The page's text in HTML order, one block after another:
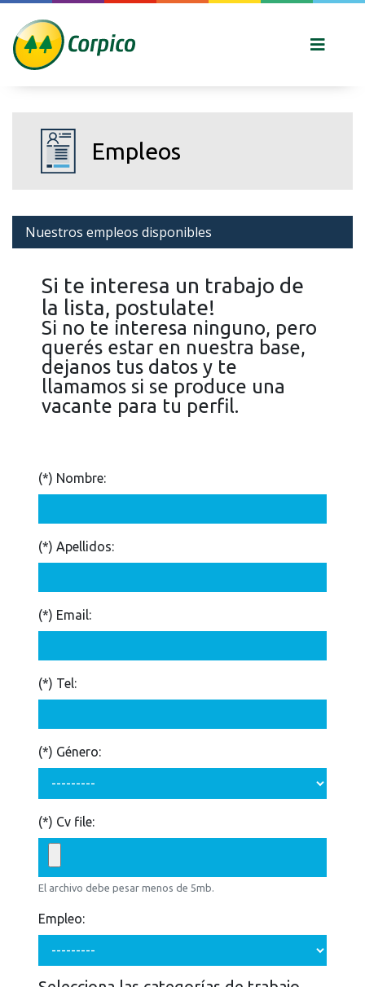
Empleos
Nuestros empleos disponibles
Si te interesa un trabajo de
la lista, postulate!
Si no te interesa ninguno, pero
querés estar en nuestra base,
dejanos tus datos y te
llamamos si se produce una
vacante para tu perfil.
(*) Nombre:
(*) Apellidos:
(*) Email:
(*) Tel:
(*) Género:
(*) Cv file:
El archivo debe pesar menos de 5mb.
Empleo: